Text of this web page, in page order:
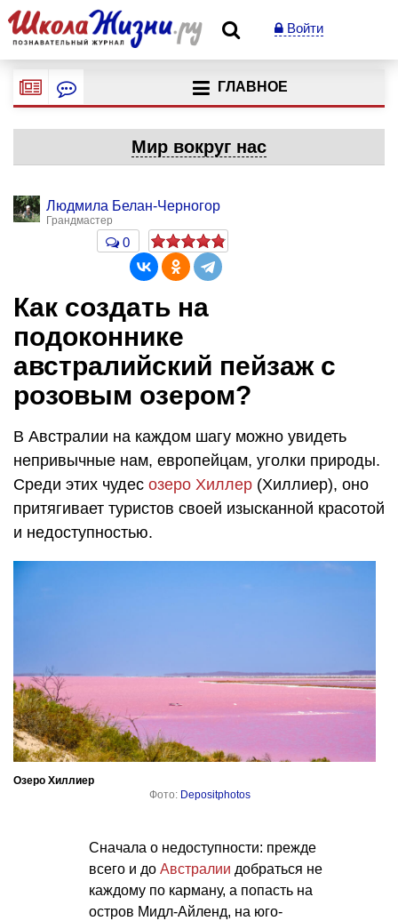
Войти
ГЛАВНОЕ
Мир вокруг нас
Людмила Белан-Черногор
Грандмастер
0
Как создать на
подоконнике
австралийский пейзаж с
розовым озером?
В Австралии на каждом шагу можно увидеть
непривычные нам, европейцам, уголки природы.
Среди этих чудес озеро Хиллер (Хиллиер), оно
притягивает туристов своей изысканной красотой
и недоступностью.
Озеро Хиллиер
Фото: Depositphotos
Сначала о недоступности: прежде
всего и до Австралии добраться не
каждому по карману, а попасть на
остров Мидл-Айленд, на юго-